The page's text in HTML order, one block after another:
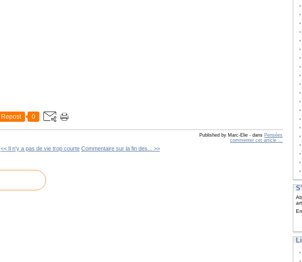
Repost 0
Published by Marc-Elie - dans Pensées
commenter cet article
<< Il n'y a pas de vie trop courte Commentaire sur la fin des... >>